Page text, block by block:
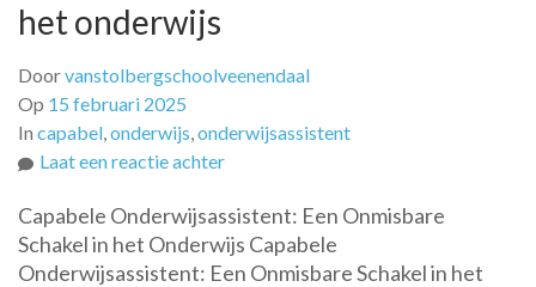
het onderwijs
Doorvanstolbergschoolveenendaal
Op 15 februari 2025
In capabel,onderwijs,onderwijsassistent
Laat een reactie achterop
meerwaarde
van
een
Capabele Onderwijsassistent: Een Onmisbare
Schakel in het Onderwijs Capabele
Onderwijsassistent: Een Onmisbare Schakel in het